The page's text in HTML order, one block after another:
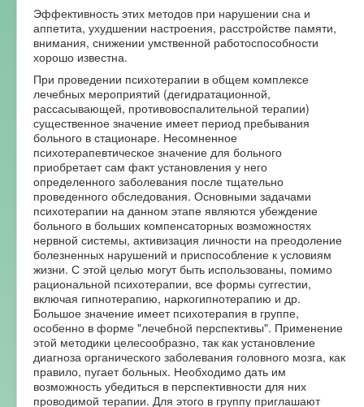
Эффективность этих методов при нарушении сна и
аппетита, ухудшении настроения, расстройстве памяти,
внимания, снижении умственной работоспособности
хорошо известна.
При проведении психотерапии в общем комплексе
лечебных мероприятий (дегидратационной,
рассасывающей, противовоспалительной терапии)
существенное значение имеет период пребывания
больного в стационаре. Несомненное
психотерапевтическое значение для больного
приобретает сам факт установления у него
определенного заболевания после тщательно
проведенного обследования. Основными задачами
психотерапии на данном этапе являются убеждение
больного в больших компенсаторных возможностях
нервной системы, активизация личности на преодоление
болезненных нарушений и приспособление к условиям
жизни. С этой целью могут быть использованы, помимо
рациональной психотерапии, все формы суггестии,
включая гипнотерапию, наркогипнотерапию и др.
Большое значение имеет психотерапия в группе,
особенно в форме "лечебной перспективы". Применение
этой методики целесообразно, так как установление
диагноза органического заболевания головного мозга, как
правило, пугает больных. Необходимо дать им
возможность убедиться в перспективности для них
проводимой терапии. Для этого в группу приглашают